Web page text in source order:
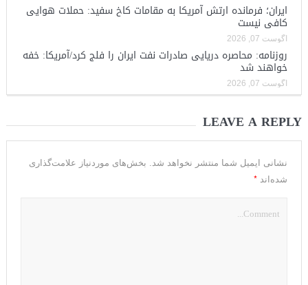
ایران؛ فرمانده ارتش آمریکا به مقامات کاخ سفید: حملات هوایی
کافی نیست
آگوست 07, 2026
روزنامه: محاصره دریایی صادرات نفت ایران را فلج کرد/آمریکا: خفه
خواهند شد
آگوست 07, 2026
LEAVE A REPLY
نشانی ایمیل شما منتشر نخواهد شد.
بخش‌های موردنیاز علامت‌گذاری
شده‌اند *